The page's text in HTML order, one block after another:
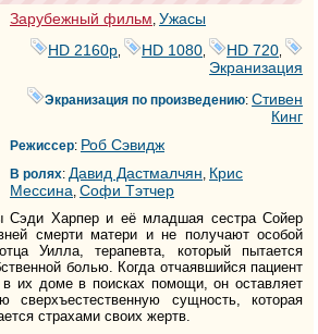
Зарубежный фильм Ужасы
HD 2160р
HD 1080 HD 720
Экранизация
Экранизация по произведению:Стивен
Кинг
Режиссер: Роб Сэвидж
В ролях: Давид Дастмалчян Крис
Мессина Софи Тэтчер
Сэди Харпер и её младшая сестра Сойер
смерти матери и не получают особой
Уилла, терапевта, который пытается
болью. Когда отчаявшийся пациент
в их доме в поисках помощи, он оставляет
сущность, которая
страхами своих жертв.